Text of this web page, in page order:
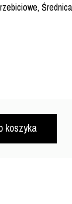
koszyka